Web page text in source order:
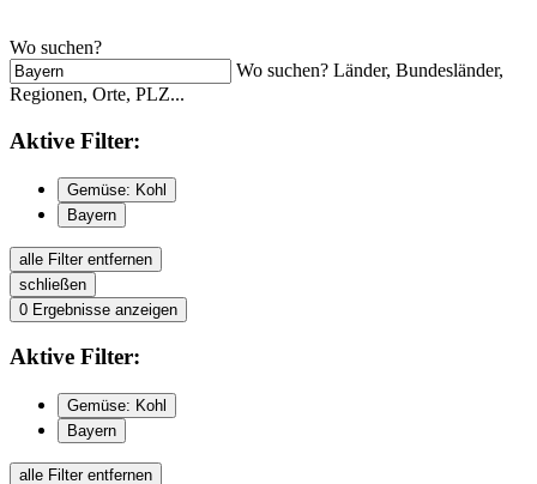
Wo suchen?
Wo suchen? Länder, Bundesländer,
Regionen, Orte, PLZ...
Aktive Filter:
Gemüse: Kohl
Bayern
alle Filter entfernen
schließen
0 Ergebnisse anzeigen
Aktive Filter:
Gemüse: Kohl
Bayern
alle Filter entfernen